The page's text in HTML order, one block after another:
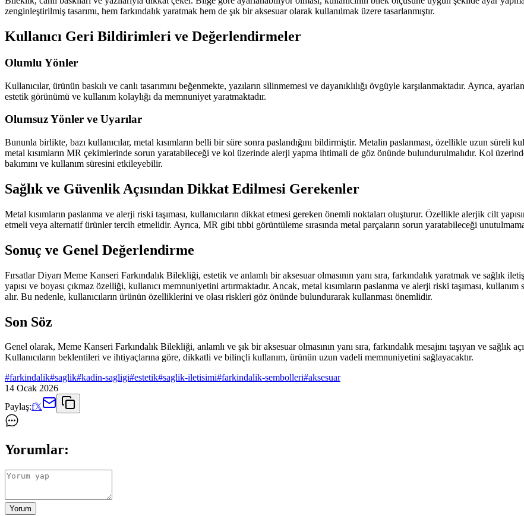
zenginleştirilmiş tasarımı, hem farkındalık yaratmak hem de şık bir aksesuar olarak kullanılmak üzere tasarlanmıştır.
Kullanıcı Geri Bildirimleri ve Değerlendirmeler
Olumlu Yönler
Kullanıcılar, ürünün baskılı ve canlı tasarımını beğenmekte, yazıların silinmemesi ve dayanıklılığı övgüyle karşılanmaktadır. Ayrıca,
estetik görünümü ve kullanım kolaylığı da memnuniyet yaratmaktadır.
Olumsuz Yönler ve Uyarılar
Bununla birlikte, bazı kullanıcılar, metal kısımların belli bir süre sonra paslandığını bildirmiştir. Metalin paslanması, özellikle uzun süreli
metal kısımların MR çekimlerinde sorun yaratabileceği ve kol üzerinde alerji yapma ihtimali de göz önünde bulundurulmalıdır. Kol
bakımını ve kullanım süresini etkileyebilir.
Sağlık ve Güvenlik Açısından Dikkat Edilmesi Gerekenler
Metal kısımların paslanma ve alerji riski taşıması, kullanıcıların dikkat etmesi gereken önemli noktaları oluşturur. Özellikle alerjik cilt
etmeli veya alternatif ürünler tercih etmelidir. Ayrıca, MR gibi tıbbi görüntüleme sırasında metal parçaların sorun yaratabileceği
Sonuç ve Genel Değerlendirme
Fırsatlar Diyarı Meme Kanseri Farkındalık Bilekliği, estetik ve anlamlı bir aksesuar olmasının yanı sıra, farkındalık yaratmak ve sağlık
yapısı ve boyası çıkmaz özelliği, kullanıcı memnuniyetini artırmaktadır. Ancak, metal kısımların paslanma ve alerji riski taşıması,
alır. Bu nedenle, kullanıcıların ürünün özelliklerini ve olası riskleri göz önünde bulundurarak kullanması önemlidir.
Son Söz
Genel olarak, Meme Kanseri Farkındalık Bilekliği, anlamlı ve şık bir aksesuar olmasının yanı sıra, farkındalık mesajını taşıyan ve sağlık
Kullanıcıların beklentileri ve ihtiyaçlarına göre, dikkatli ve bilinçli kullanım, ürünün uzun vadeli memnuniyetini sağlayacaktır.
#farkindalik#saglik#kadin-sagligi#estetik#saglik-iletisimi#farkindalik-sembolleri#aksesuar
14 Ocak 2026
Paylaş:f𝕏
Yorumlar:
Yorum